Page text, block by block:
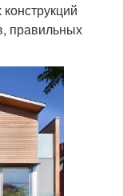
правильных